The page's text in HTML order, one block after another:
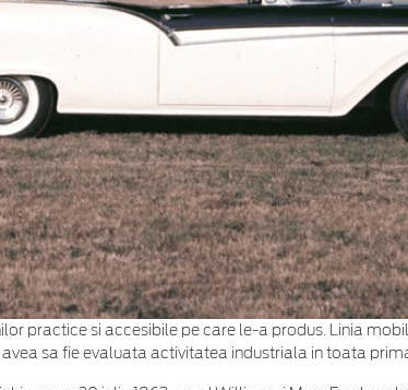
practice si accesibile pe care le-a produs. Linia
sa fie evaluata activitatea industriala in toata